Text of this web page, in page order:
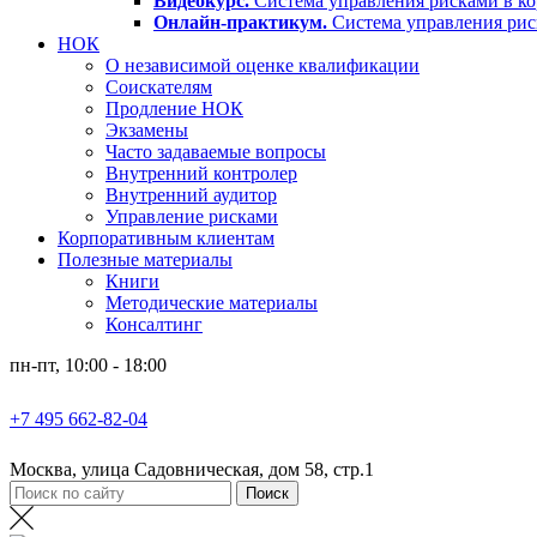
Онлайн-практикум. Система управления
НОК
О независимой оценке квалификации
Соискателям
Продление НОК
Экзамены
Часто задаваемые вопросы
Внутренний контролер
Внутренний аудитор
Управление рисками
Корпоративным клиентам
Полезные материалы
Книги
Методические материалы
Консалтинг
пн-пт, 10:00 - 18:00
+7 495 662-82-04
Москва, улица Садовническая, дом 58, стр.1